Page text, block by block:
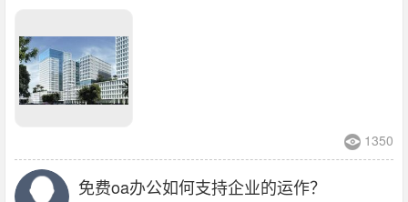
1350
免费oa办公如何支持企业的运作？